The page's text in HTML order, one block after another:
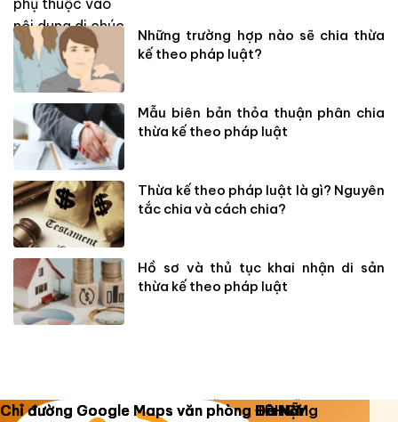
Những trường hợp nào sẽ chia thừa
kế theo pháp luật?
Mẫu biên bản thỏa thuận phân chia
thừa kế theo pháp luật
Thừa kế theo pháp luật là gì? Nguyên
tắc chia và cách chia?
Hồ sơ và thủ tục khai nhận di sản
thừa kế theo pháp luật
Copyright 2026 © Luật Dương Gia